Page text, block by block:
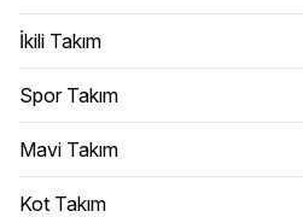
İkili Takım
Spor Takım
Mavi Takım
Kot Takım